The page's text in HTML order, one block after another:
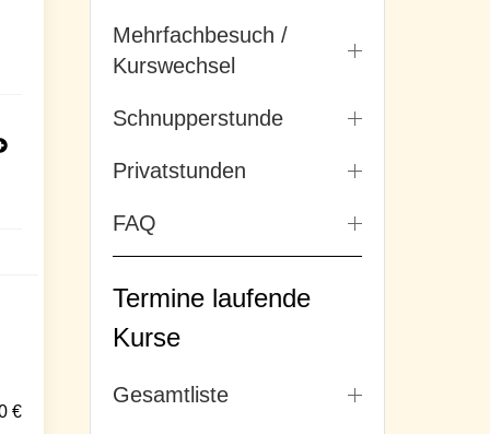
€
Mehrfachbesuch /
Kurswechsel
Schnupperstunde
Privatstunden
FAQ
Termine laufende
Kurse
Gesamtliste